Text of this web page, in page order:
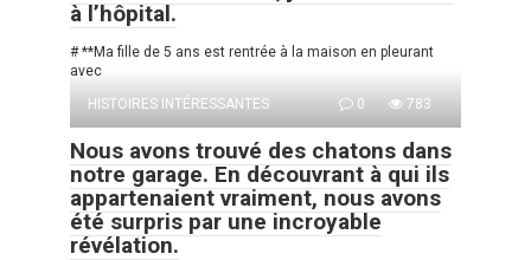
à l’hôpital.
# **Ma fille de 5 ans est rentrée à la maison en pleurant
avec
HISTOIRES INTÉRESSANTES
0 783
Nous avons trouvé des chatons dans
notre garage. En découvrant à qui ils
appartenaient vraiment, nous avons
été surpris par une incroyable
révélation.